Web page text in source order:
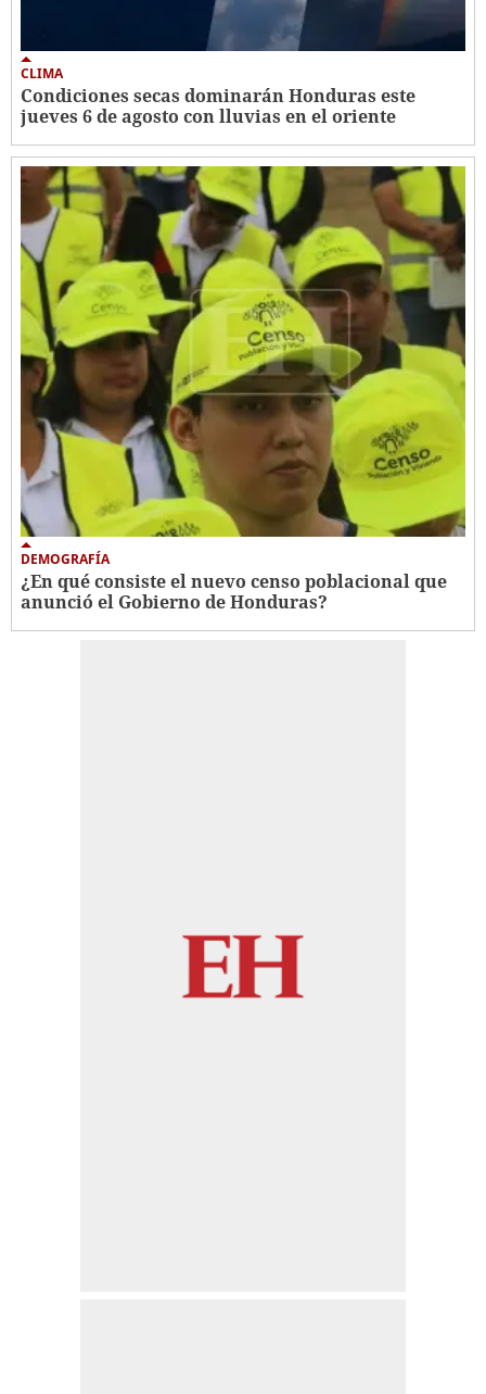
CLIMA
Condiciones secas dominarán Honduras este
jueves 6 de agosto con lluvias en el oriente
DEMOGRAFÍA
¿En qué consiste el nuevo censo poblacional que
anunció el Gobierno de Honduras?